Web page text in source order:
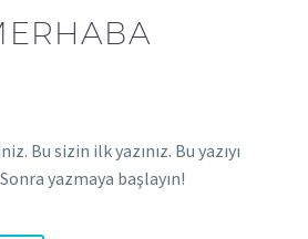
Bu sizin ilk yazınız. Bu yazıyı
yazmaya başlayın!